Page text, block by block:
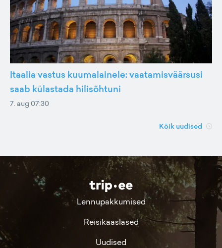
Itaalia vastus kuumalainele: vaatamisväärsusi
saab külastada hilisõhtuni
7. aug 07:30
Kõik uudised
Lennupakkumised
Reisikaaslased
Uudised